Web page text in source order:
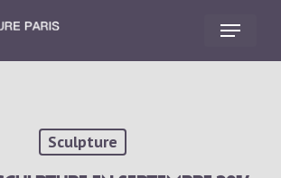
Menu
Sculpture